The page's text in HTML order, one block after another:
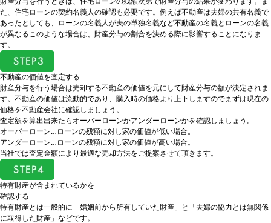
た、住宅ローンの契約名義人の確認も必要です。例えば不動産は夫婦の共有名義で
あったとしても、ローンの名義人が夫の単独名義など不動産の名義とローンの名義
が異なるこのような場合は、財産分与の割合を決める際に影響することになりま
す。
不動産の価値を査定する
財産分与を行う場合は売却する不動産の価値を元にして財産分与の額が決定されま
す。不動産の価値は流動的であり、購入時の価格より上下しますのでまずは現在の
価格を不動産会社に確認しましょう。
査定額を算出出来たらオーバーローンかアンダーローンかを確認しましょう。
オーバーローン…ローンの残額に対し家の価値が低い場合。
アンダーローン…ローンの残額に対し家の価値が高い場合。
当社では査定金額により最適な売却方法をご提案させて頂きます。
特有財産が含まれているかを
確認する
特有財産とは一般的に「婚姻前から所有していた財産」と「夫婦の協力とは無関係
に取得した財産」などです。